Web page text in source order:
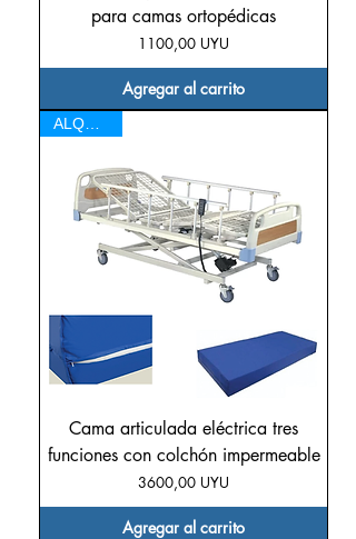
para camas ortopédicas
Precio
1100,00 UYU
Agregar al carrito
Cama articulada eléctrica tres
funciones con colchón impermeable
Precio
3600,00 UYU
Agregar al carrito